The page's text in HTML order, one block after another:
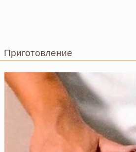
Приготовление